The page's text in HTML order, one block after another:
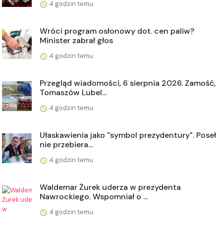
4 godzin temu
Wróci program osłonowy dot. cen paliw?
Minister zabrał głos
4 godzin temu
Przegląd wiadomości, 6 sierpnia 2026. Zamość,
Tomaszów Lubel...
4 godzin temu
Ułaskawienia jako "symbol prezydentury". Poseł
nie przebiera...
4 godzin temu
Waldemar Żurek uderza w prezydenta
Nawrockiego. Wspomniał o ...
4 godzin temu